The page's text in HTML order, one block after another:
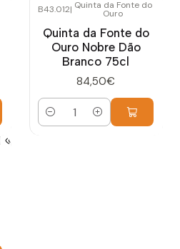
B43.012| Quinta da Fonte do
Ouro
Quinta da Fonte do
Ouro Nobre Dão
Branco 75cl
84,50€
Cantidad